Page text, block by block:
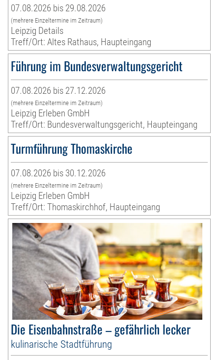
07.08.2026 bis 29.08.2026
(mehrere Einzeltermine im Zeitraum)
Leipzig Details
Treff/Ort: Altes Rathaus, Haupteingang
Führung im Bundesverwaltungsgericht
07.08.2026 bis 27.12.2026
(mehrere Einzeltermine im Zeitraum)
Leipzig Erleben GmbH
Treff/Ort: Bundesverwaltungsgericht, Haupteingang
Turmführung Thomaskirche
07.08.2026 bis 30.12.2026
(mehrere Einzeltermine im Zeitraum)
Leipzig Erleben GmbH
Treff/Ort: Thomaskirchhof, Haupteingang
Die Eisenbahnstraße – gefährlich lecker
kulinarische Stadtführung